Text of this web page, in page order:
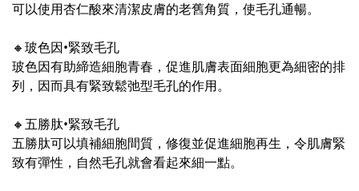
可以使用杏仁酸來清潔皮膚的老舊角質，使毛孔通暢。
🔸玻色因•緊致毛孔
玻色因有助締造細胞青春，促進肌膚表面細胞更為細密的排
列，因而具有緊致鬆弛型毛孔的作用。
🔸五勝肽•緊致毛孔
五勝肽可以填補細胞間質，修復並促進細胞再生，令肌膚緊
致有彈性，自然毛孔就會看起來細一點。